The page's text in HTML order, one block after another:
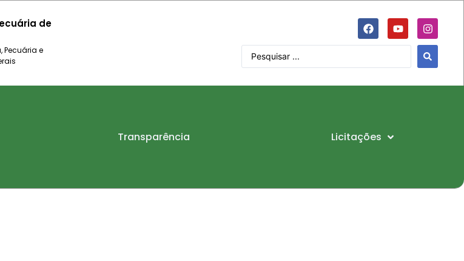
de
Pecuária e
Transparência Licitações